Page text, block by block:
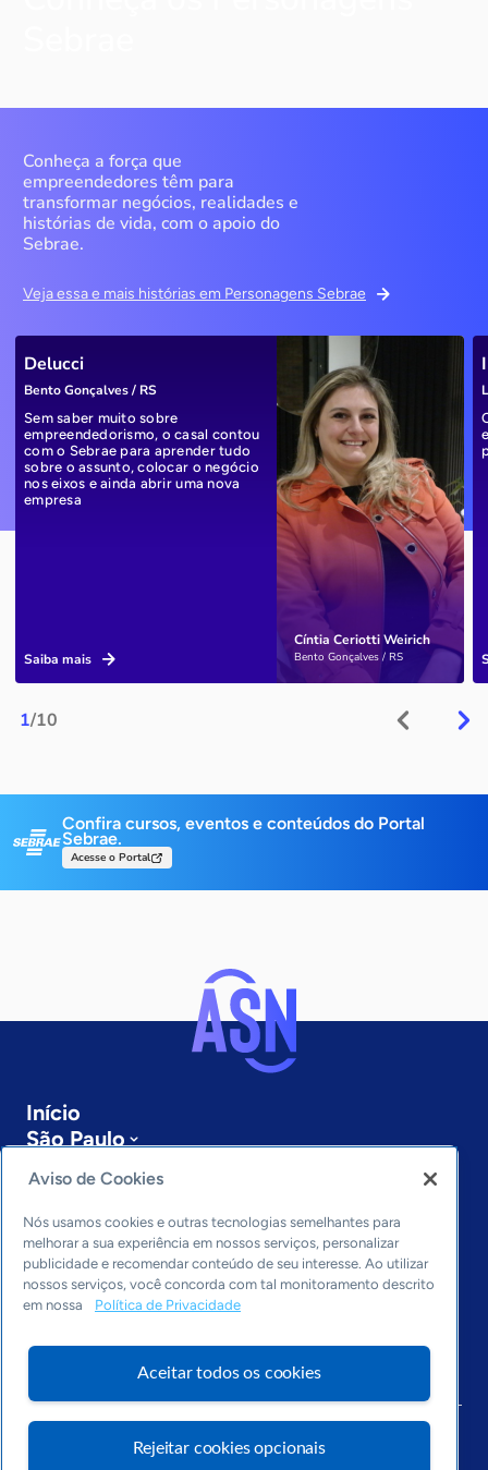
Conheça a força que
empreendedores têm para
transformar negócios, realidades e
histórias de vida, com o apoio do
Sebrae.
Veja essa e mais histórias em Personagens Sebrae
1/10
Cíntia Ceriotti Weirich
Bento Gonçalves / RS
Delucci
Bento Gonçalves / RS
Sem saber muito sobre
empreendedorismo, o casal contou
com o Sebrae para aprender tudo
sobre o assunto, colocar o negócio
nos eixos e ainda abrir uma nova
empresa
Saiba mais
Confira cursos, eventos e conteúdos do Portal
Sebrae.
Acesse o Portal
Início
São Paulo
Sobre a ASN
Últimas notícias
Entre em contato
Editorias
Economia & Política
Inovação & Tecnologia
Cultura empreendedora
Arquivo
Aviso de Cookies
Nós usamos cookies e outras tecnologias semelhantes para
melhorar a sua experiência em nossos serviços, personalizar
publicidade e recomendar conteúdo de seu interesse. Ao utilizar
nossos serviços, você concorda com tal monitoramento descrito
em nossa
Política de Privacidade
Aceitar todos os cookies
Rejeitar cookies opcionais